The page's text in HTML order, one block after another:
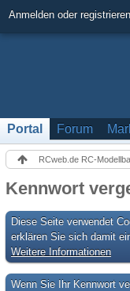
Anmelden oder registrieren
Portal Forum
RCweb.de RC-
Kennwort
Diese Seite verwendet
erklären Sie sich damit
Weitere Informationen
Wenn Sie Ihr Kennwort